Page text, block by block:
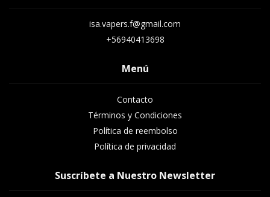
isa.vapers.f@gmail.com
+56940413698
Menú
Contacto
Términos y Condiciones
Política de reembolso
Política de privacidad
Suscríbete a Nuestro Newsletter